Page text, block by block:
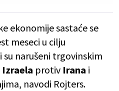
ekonomije sastaće se
meseci u cilju
narušeni trgovinskim
Izraela protiv Irana i
navodi Rojters.